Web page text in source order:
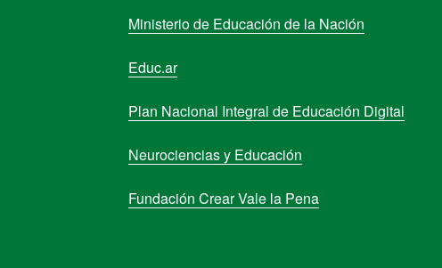
Ministerio de Educación de la Nación
Educ.ar
Plan Nacional Integral de Educación Digital
Neurociencias y Educación
Fundación Crear Vale la Pena